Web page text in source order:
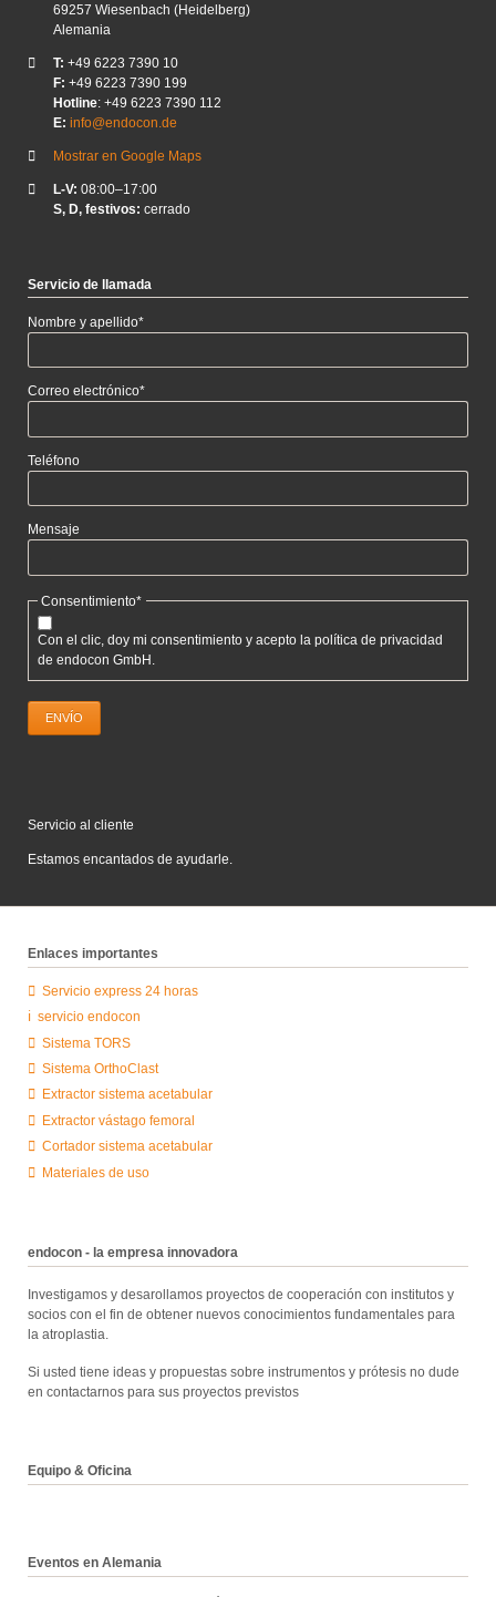
69257 Wiesenbach (Heidelberg)
Alemania
T: +49 6223 7390 10
F: +49 6223 7390 199
Hotline: +49 6223 7390 112
E: info@endocon.de
Mostrar en Google Maps
L-V: 08:00–17:00
S, D, festivos: cerrado
Servicio de llamada
Campo
obligatorio
Nombre y apellido*
Campo
Correo electrónico*
Teléfono
Mensaje
Campo
obligatorio
Consentimiento*
Con el clic, doy mi consentimiento y acepto la política de privacidad
de endocon GmbH.
ENVÍO
Servicio al cliente
Estamos encantados de ayudarle.
Enlaces importantes
Servicio express 24 horas
servicio endocon
Sistema TORS
Sistema OrthoClast
Extractor sistema acetabular
Extractor vástago femoral
Cortador sistema acetabular
Materiales de uso
endocon - la empresa innovadora
Investigamos y desarollamos proyectos de cooperación con institutos y
socios con el fin de obtener nuevos conocimientos fundamentales para
la atroplastia.
Si usted tiene ideas y propuestas sobre instrumentos y prótesis no dude
en contactarnos para sus proyectos previstos
Equipo & Oficina
Eventos en Alemania